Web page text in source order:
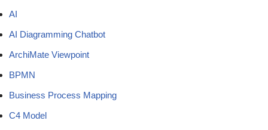
AI
AI Diagramming Chatbot
ArchiMate Viewpoint
BPMN
Business Process Mapping
C4 Model